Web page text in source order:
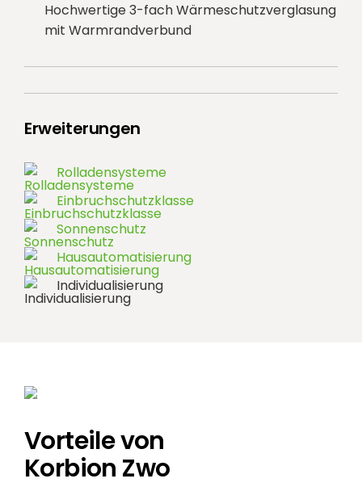
Hochwertige 3-fach Wärmeschutzverglasung
mit Warmrandverbund
Erweiterungen
Rolladensysteme
Einbruchschutzklasse
Sonnenschutz
Hausautomatisierung
Individualisierung
Vorteile von
Korbion Zwo